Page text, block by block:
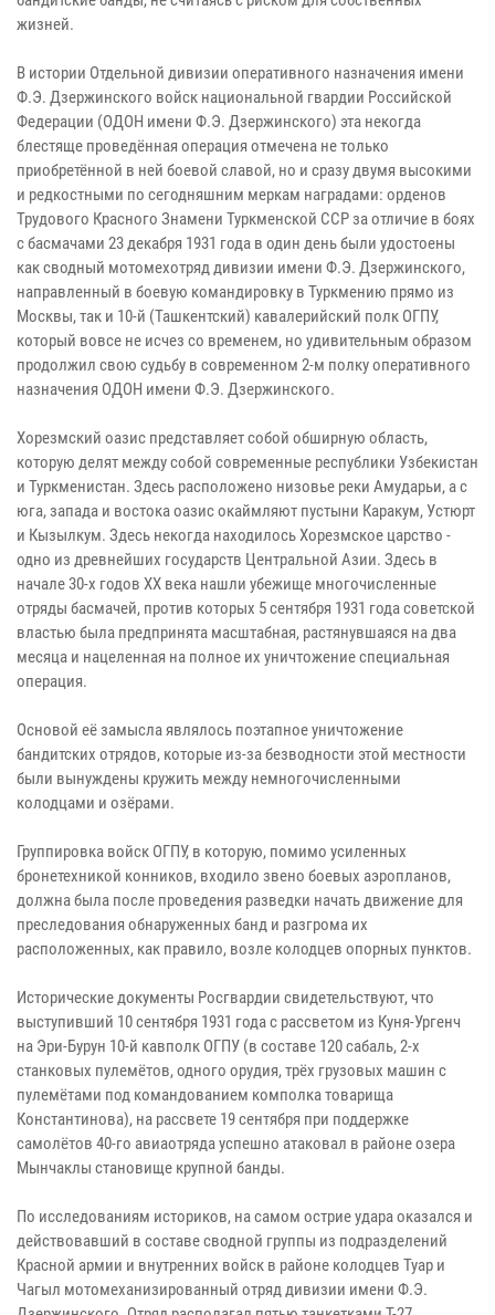
жизней.
В истории Отдельной дивизии оперативного назначения имени
Ф.Э. Дзержинского войск национальной гвардии Российской
Федерации (ОДОН имени Ф.Э. Дзержинского) эта некогда
блестяще проведённая операция отмечена не только
приобретённой в ней боевой славой, но и сразу двумя высокими
и редкостными по сегодняшним меркам наградами: орденов
Трудового Красного Знамени Туркменской ССР за отличие в боях
с басмачами 23 декабря 1931 года в один день были удостоены
как сводный мотомехотряд дивизии имени Ф.Э. Дзержинского,
направленный в боевую командировку в Туркмению прямо из
Москвы, так и 10-й (Ташкентский) кавалерийский полк ОГПУ,
который вовсе не исчез со временем, но удивительным образом
продолжил свою судьбу в современном 2-м полку оперативного
назначения ОДОН имени Ф.Э. Дзержинского.
Хорезмский оазис представляет собой обширную область,
которую делят между собой современные республики Узбекистан
и Туркменистан. Здесь расположено низовье реки Амударьи, а с
юга, запада и востока оазис окаймляют пустыни Каракум, Устюрт
и Кызылкум. Здесь некогда находилось Хорезмское царство -
одно из древнейших государств Центральной Азии. Здесь в
начале 30-х годов ХХ века нашли убежище многочисленные
отряды басмачей, против которых 5 сентября 1931 года советской
властью была предпринята масштабная, растянувшаяся на два
месяца и нацеленная на полное их уничтожение специальная
операция.
Основой её замысла являлось поэтапное уничтожение
бандитских отрядов, которые из-за безводности этой местности
были вынуждены кружить между немногочисленными
колодцами и озёрами.
Группировка войск ОГПУ, в которую, помимо усиленных
бронетехникой конников, входило звено боевых аэропланов,
должна была после проведения разведки начать движение для
преследования обнаруженных банд и разгрома их
расположенных, как правило, возле колодцев опорных пунктов.
Исторические документы Росгвардии свидетельствуют, что
выступивший 10 сентября 1931 года с рассветом из Куня-Ургенч
на Эри-Бурун 10-й кавполк ОГПУ (в составе 120 сабаль, 2-х
станковых пулемётов, одного орудия, трёх грузовых машин с
пулемётами под командованием комполка товарища
Константинова), на рассвете 19 сентября при поддержке
самолётов 40-го авиаотряда успешно атаковал в районе озера
Мынчаклы становище крупной банды.
По исследованиям историков, на самом острие удара оказался и
действовавший в составе сводной группы из подразделений
Красной армии и внутренних войск в районе колодцев Туар и
Чагыл мотомеханизированный отряд дивизии имени Ф.Э.